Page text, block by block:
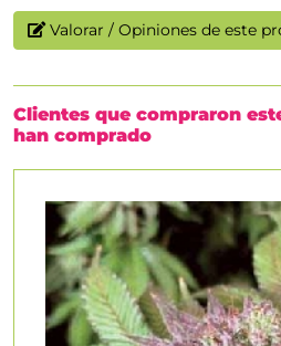
Valorar / Opiniones de este
Clientes que compraron
han comprado